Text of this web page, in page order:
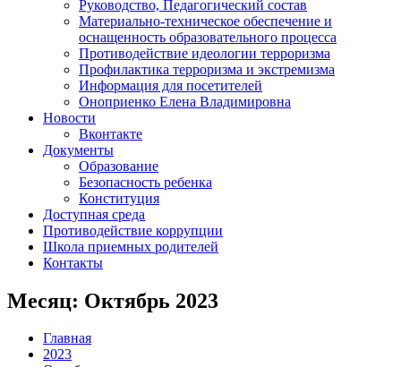
Руководство, Педагогический состав
Материально-техническое обеспечение и
оснащенность образовательного процесса
Противодействие идеологии терроризма
Профилактика терроризма и экстремизма
Информация для посетителей
Оноприенко Елена Владимировна
Новости
Вконтакте
Документы
Образование
Безопасность ребенка
Конституция
Доступная среда
Противодействие коррупции
Школа приемных родителей
Контакты
Месяц: Октябрь 2023
Главная
2023